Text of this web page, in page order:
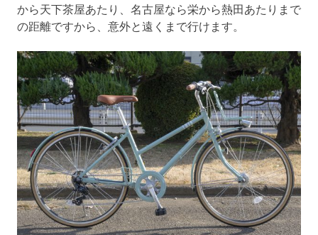
から天下茶屋あたり、名古屋なら栄から熱田あたりまで
の距離ですから、意外と遠くまで行けます。